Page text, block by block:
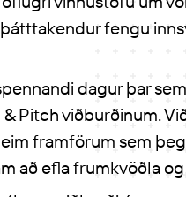
fengu
dagur þar
Pitch viðburðinum.
framförum sem
að efla frumkvöðla